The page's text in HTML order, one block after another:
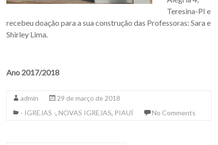
Teresina-PI e
recebeu doação para a sua construção das Professoras: Sara e
Shirley Lima.
Ano 2017/2018
admin
29 de março de 2018
- IGREJAS -,NOVAS IGREJAS, PIAUÍ No Comments